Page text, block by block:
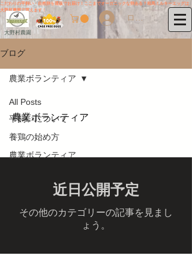
大野村農園
こだわりの平飼い・自然卵を通販でお届け！ここまでオーガニックな卵ある？相馬ミルキーエッグは
大野村農園で買えます！
ログイン
ブログ
All Posts
平飼いについて
養鶏の始め方
農業ボランティア
農業ボランティア
農業ボランティア
近日公開予定
その他のカテゴリーの記事を見まし
ょう。